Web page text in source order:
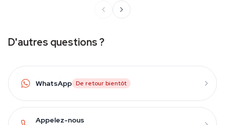
D'autres questions ?
WhatsApp De retour bientôt
Appelez-nous